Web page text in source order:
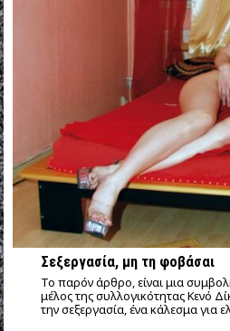
Σεξεργασία, μη τη φοβάσαι
Το παρόν άρθρο, είναι μια
μέλος της συλλογικότητας Κενό
την σεξεργασία, ένα κάλεσμα για